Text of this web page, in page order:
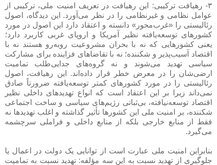
۳- رهیافت ترکیبی: این رهیافت در تعریف امنیت ملی، ترکیبی از
عوامل نظامی و غیرنظامی را در نظر می‌آورد. این دیدگاه، اصول
رئالیستی را «غرب‌محور» دانسته و اعتقاد دارد این اصول در مورد
کشورهای توسعه‌یافته نظیر آمریکا و اروپای غربی کاربرد دارد؛
یعنی کشورهایی که نه با بحران مشروعیت روبه‌رو هستند نه با
اقتصاد آسیب‌پذیر و شکننده؛‌ نه با تقاضاهای فزاینده برای مشارکت
سیاسی تهدید می‌شوند و نه گروه‌های جدایی‌طلب تمامیت
ارضی‌شان را در معرض خطر قرار داده‌اند. این رهیافت، اصول
رئالیستی را در مورد کشورهای کمتر توسعه‌یافته ضرورتاً صادق
نمی‌داند زیرا بر این اعتقاد است که انواع تهدیدهای داخلی نظیر
اقتصاد توسعه‌نیافته، بی‌ثباتی رژیم‌های سیاسی و ساخت اجتماعی
شکننده، بر امنیت ملی این کشورها تأثیر گذاشته و اغلب تهدیدها نه
فقط از منابع خارجی بلکه از منابع داخلی و فراملی سرچشمه
می‌گیرد.
بنابراین امنیت ملی عبارت است از توانایی یک دولت در اعمال یا
جلوگیری از تهدید نسبت به این سه مؤلفه: تهدید نسبت به تمامیت